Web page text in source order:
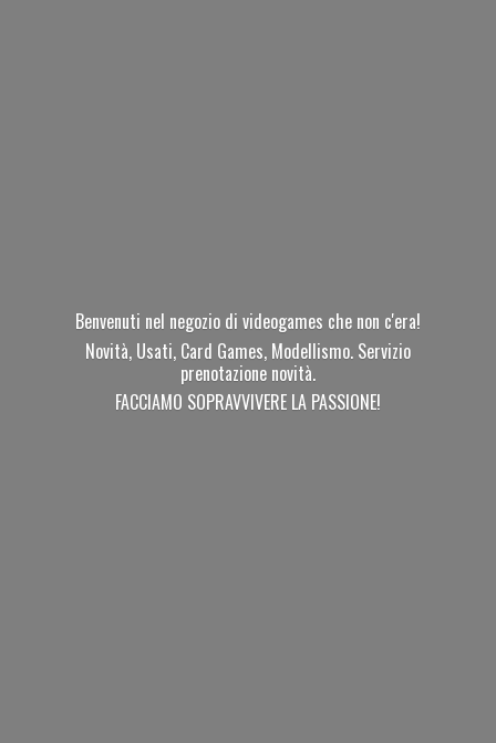
Benvenuti nel negozio di videogames che non c'era!
Novità, Usati, Card Games, Modellismo. Servizio
prenotazione novità.
FACCIAMO SOPRAVVIVERE LA PASSIONE!